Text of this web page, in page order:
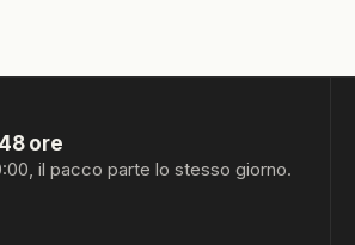
ore
il pacco parte lo stesso giorno.